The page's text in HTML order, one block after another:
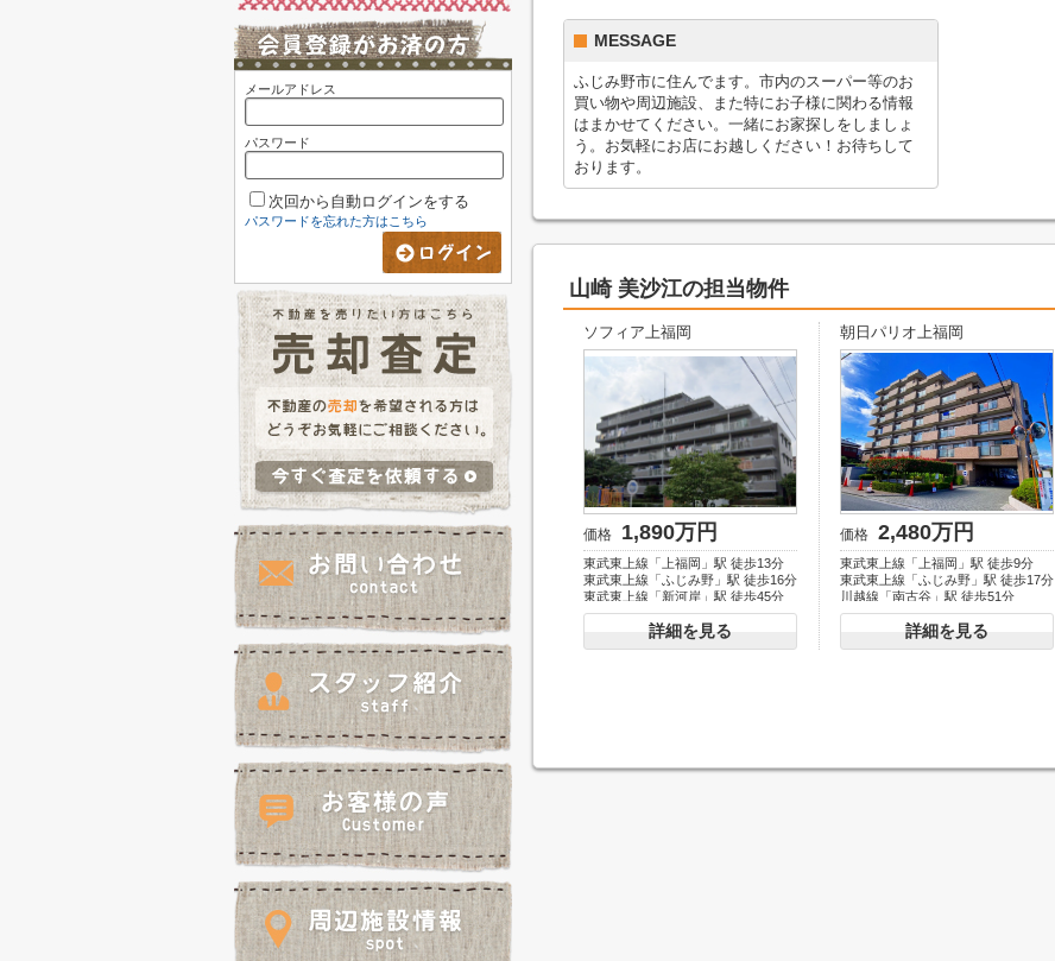
MESSAGE
ふじみ野市に住んでます。市内のスーパー等のお
買い物や周辺施設、また特にお子様に関わる情報
はまかせてください。一緒にお家探しをしましょ
う。お気軽にお店にお越しください！お待ちして
おります。
山崎 美沙江の担当物件
ソフィア上福岡
価格 1,890万円
東武東上線「上福岡」駅 徒歩13分
東武東上線「ふじみ野」駅 徒歩16分
東武東上線「新河岸」駅 徒歩45分
詳細を見る
朝日パリオ上福岡
価格 2,480万円
東武東上線「上福岡」駅 徒歩9分
東武東上線「ふじみ野」駅 徒歩17分
川越線「南古谷」駅 徒歩51分
詳細を見る
メールアドレス
パスワード
次回から自動ログインをする
パスワードを忘れた方はこちら